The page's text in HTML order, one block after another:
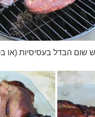
שום הבדל בעסיסיות (או